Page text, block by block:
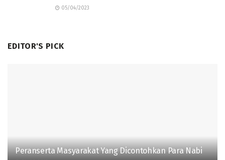
05/04/2023
EDITOR'S PICK
Peranserta Masyarakat Yang Dicontohkan Para Nabi